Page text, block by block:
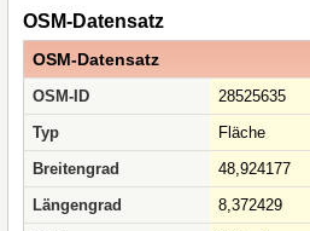
OSM-Datensatz
OSM-Datensatz
OSM-ID
28525635
Typ
Fläche
Breitengrad
48,924177
Längengrad
8,372429